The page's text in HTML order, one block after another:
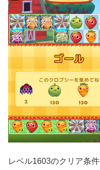
レベル1603のクリア条件